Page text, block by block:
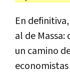
En
al de
un camino